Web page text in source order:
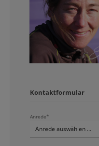
Kontaktformular
Anrede*